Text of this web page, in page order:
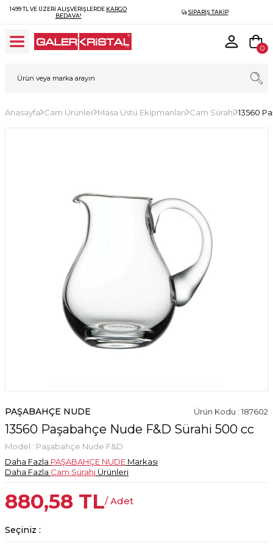
1499 TL VE ÜZERI ALIŞVERIŞLERDE KARGO
BEDAVA!
SIPARIŞ TAKIP
0
Anasayfa Cam Ürünler Masa Üstü Ekipmanları Cam Sürahi 13560
PAŞABAHÇE NUDE Ürün Kodu : 187602
13560 Paşabahçe Nude F&D Sürahi 500 cc
Model : Paşabahçe Nude F&D
Daha Fazla PAŞABAHÇE NUDE Markası
Daha Fazla Cam Sürahi Ürünleri
880,58 TL/ Adet
Seçiniz :